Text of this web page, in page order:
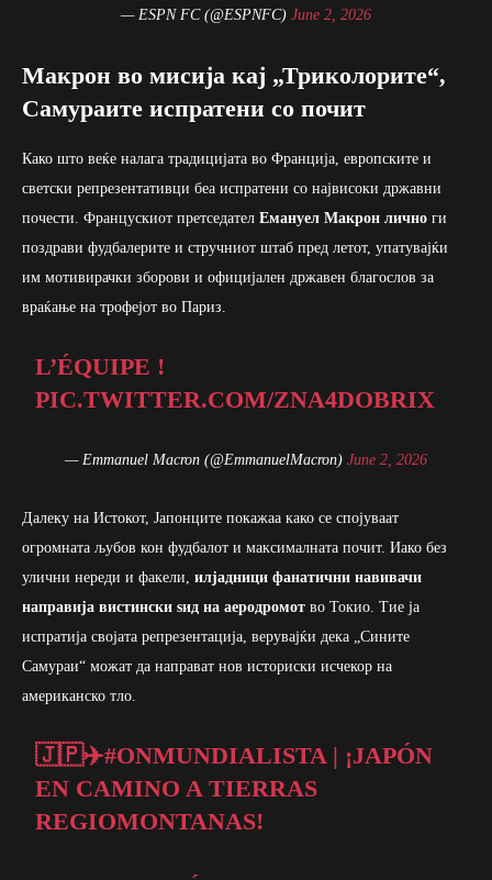
— ESPN FC (@ESPNFC) June 2, 2026
Макрон во мисија кај „Триколорите“,
Самураите испратени со почит
Како што веќе налага традицијата во Франција, европските и
светски репрезентативци беа испратени со највисоки државни
почести. Францускиот претседател Емануел Макрон лично ги
поздрави фудбалерите и стручниот штаб пред летот, упатувајќи
им мотивирачки зборови и официјален државен благослов за
враќање на трофејот во Париз.
L’ÉQUIPE !
PIC.TWITTER.COM/ZNA4DOBRIX
— Emmanuel Macron (@EmmanuelMacron) June 2, 2026
Далеку на Истокот, Јапонците покажаа како се спојуваат
огромната љубов кон фудбалот и максималната почит. Иако без
улични нереди и факели, илјадници фанатични навивачи
направија вистински ѕид на аеродромот во Токио. Тие ја
испратија својата репрезентација, верувајќи дека „Сините
Самураи“ можат да направат нов историски исчекор на
американско тло.
🇯🇵✈️#ONMUNDIALISTA | ¡JAPÓN
EN CAMINO A TIERRAS
REGIOMONTANAS!